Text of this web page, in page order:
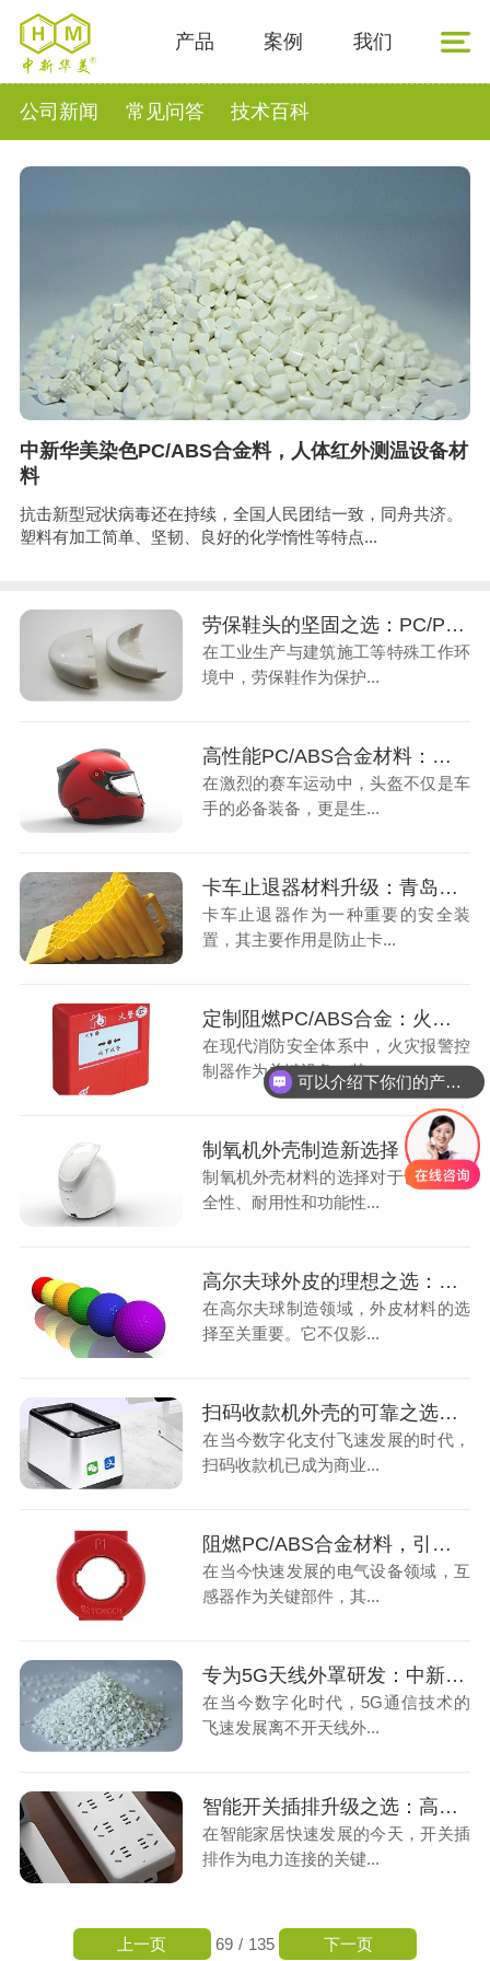
产品 案例 我们
公司新闻 常见问答 技术百科
中新华美染色PC/ABS合金料，人体红外测温设备材
料
抗击新型冠状病毒还在持续，全国人民团结一致，同舟共济。
塑料有加工简单、坚韧、良好的化学惰性等特点...
劳保鞋头的坚固之选：PC/PBT合金材料
在工业生产与建筑施工等特殊工作环
境中，劳保鞋作为保护...
高性能PC/ABS合金材料：赛车头盔的轻量化安全之选
在激烈的赛车运动中，头盔不仅是车
手的必备装备，更是生...
卡车止退器材料升级：青岛中新华美35%玻纤PP的五大核心优势
卡车止退器作为一种重要的安全装
置，其主要作用是防止卡...
定制阻燃PC/ABS合金：火灾报警控制器外壳的可靠选择
在现代消防安全体系中，火灾报警控
制器作为关键设备，其...
制氧机外壳制造新选择：高阻燃PC材料
制氧机外壳材料的选择对于设备的安
全性、耐用性和功能性...
高尔夫球外皮的理想之选：中新华美染色TPU材料
在高尔夫球制造领域，外皮材料的选
择至关重要。它不仅影...
扫码收款机外壳的可靠之选：高性能阻燃PC/ABS材料
在当今数字化支付飞速发展的时代，
扫码收款机已成为商业...
阻燃PC/ABS合金材料，引领互感器外壳新选择
在当今快速发展的电气设备领域，互
感器作为关键部件，其...
专为5G天线外罩研发：中新华美ASA材料的四大核心优势
在当今数字化时代，5G通信技术的
飞速发展离不开天线外...
智能开关插排升级之选：高性能阻燃PC材料解析
在智能家居快速发展的今天，开关插
排作为电力连接的关键...
69 / 135
上一页 下一页
可以介绍下你们的产品么